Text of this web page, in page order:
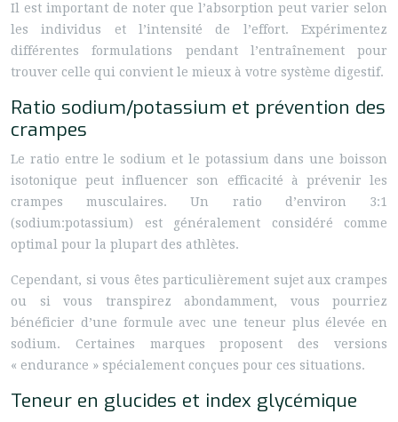
Il est important de noter que l’absorption peut varier selon
les individus et l’intensité de l’effort. Expérimentez
différentes formulations pendant l’entraînement pour
trouver celle qui convient le mieux à votre système digestif.
Ratio sodium/potassium et prévention des
crampes
Le ratio entre le sodium et le potassium dans une boisson
isotonique peut influencer son efficacité à prévenir les
crampes musculaires. Un ratio d’environ 3:1
(sodium:potassium) est généralement considéré comme
optimal pour la plupart des athlètes.
Cependant, si vous êtes particulièrement sujet aux crampes
ou si vous transpirez abondamment, vous pourriez
bénéficier d’une formule avec une teneur plus élevée en
sodium. Certaines marques proposent des versions
« endurance » spécialement conçues pour ces situations.
Teneur en glucides et index glycémique